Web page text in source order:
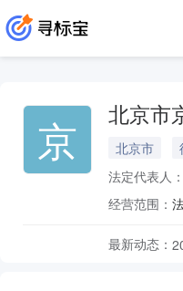
京 北京市
北京市
法定代表人：
经营范围：
最新动态：